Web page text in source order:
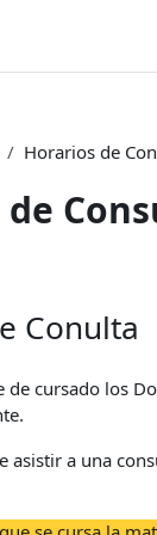
Horarios de
Conulta
cursado los
asistir a una